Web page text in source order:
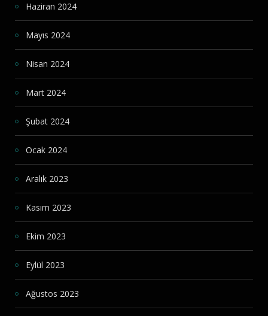
Haziran 2024
Mayıs 2024
Nisan 2024
Mart 2024
Şubat 2024
Ocak 2024
Aralık 2023
Kasım 2023
Ekim 2023
Eylül 2023
Ağustos 2023